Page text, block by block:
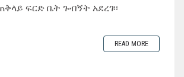
ፍርድ ቤት ጉብኝት አደረገ፡፡
READ MORE